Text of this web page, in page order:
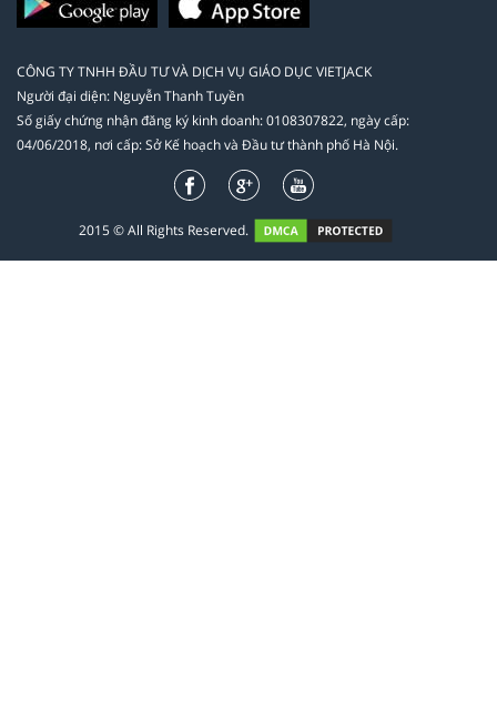
CÔNG TY TNHH ĐẦU TƯ VÀ DỊCH VỤ GIÁO DỤC VIETJACK
Người đại diện: Nguyễn Thanh Tuyền
Số giấy chứng nhận đăng ký kinh doanh: 0108307822, ngày cấp:
04/06/2018, nơi cấp: Sở Kế hoạch và Đầu tư thành phố Hà Nội.
2015 © All Rights Reserved.